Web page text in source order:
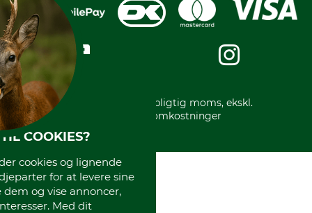
Privatlivspolitik
Handelsbetingelser
Impressum
Gratis returlabel
Kreditkort
Messe datoer
Om os
International
* Alle priser inkl. lovpligtig moms, ekskl.
forsendelsesomkostninger
COOKIES?
cookies og lignende
for at levere sine
og vise annoncer,
Med dit